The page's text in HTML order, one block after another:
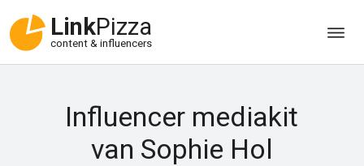
LinkPizza
content & influencers
Influencer mediakit
van Sophie Hol